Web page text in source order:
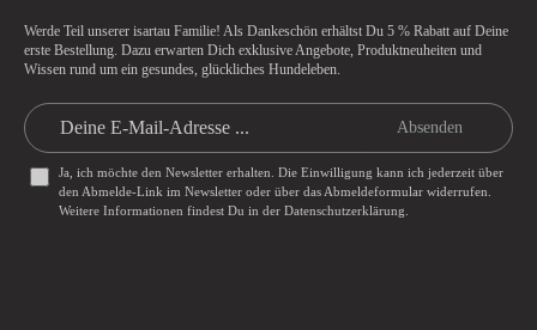
Werde Teil unserer isartau Familie! Als Dankeschön erhältst Du 5 % Rabatt auf Deine
erste Bestellung. Dazu erwarten Dich exklusive Angebote, Produktneuheiten und
Wissen rund um ein gesundes, glückliches Hundeleben.
Absenden
Ja, ich möchte den Newsletter erhalten. Die Einwilligung kann ich jederzeit über
den Abmelde-Link im Newsletter oder über das Abmeldeformularwiderrufen.
Weitere Informationen findest Du in der Datenschutzerklärung